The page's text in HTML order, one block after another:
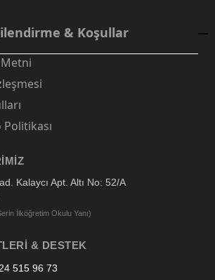
& Koşullar
Metni
Kalaycı Apt. Altı No: 52/A
İlköğretim Okulu Yanı)
& DESTEK
515 96 73